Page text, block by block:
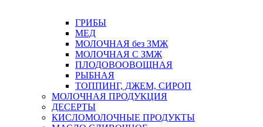
ГРИБЫ
МЕД
МОЛОЧНАЯ без ЗМЖ
МОЛОЧНАЯ С ЗМЖ
ПЛОДОВООВОЩНАЯ
РЫБНАЯ
ТОППИНГ, ДЖЕМ, СИРОП
МОЛОЧНАЯ ПРОДУКЦИЯ
ДЕСЕРТЫ
КИСЛОМОЛОЧНЫЕ ПРОДУКТЫ